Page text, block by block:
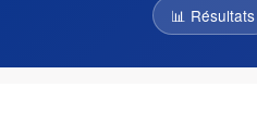
📊 Résultats